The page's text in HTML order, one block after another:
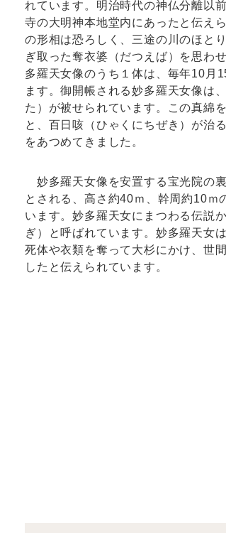
れています。明治時代の神仏分離以
寺の大明神本地堂内にあったと伝え
の形相は恐ろしく、三途の川のほと
ぎ取った奪衣婆（だつえば）を思わ
多羅天女像のうち１体は、毎年10月
ます。御開帳される妙多羅天女像は
た）が被せられています。この真綿
と、百日咳（ひゃくにちぜき）が治
をあつめてきました。
妙多羅天女像を安置する宝光院の
とされる、高さ約40ｍ、幹周約10ｍ
います。妙多羅天女にまつわる伝説
ぎ）と呼ばれています。妙多羅天女
死体や衣類を奪って大杉にかけ、世
したと伝えられています。